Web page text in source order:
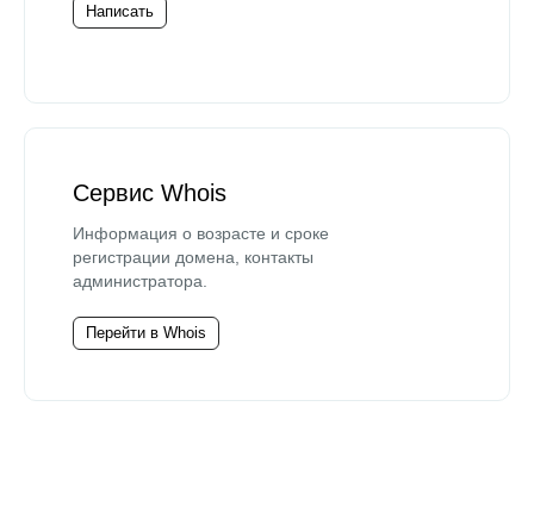
Написать
Сервис Whois
Информация о возрасте и сроке
регистрации домена, контакты
администратора.
Перейти в Whois